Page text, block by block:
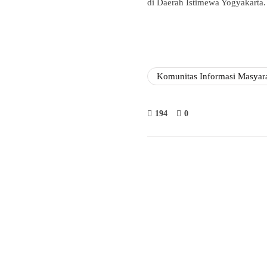
di Daerah Istimewa Yogyakarta.
Komunitas Informasi
194 0